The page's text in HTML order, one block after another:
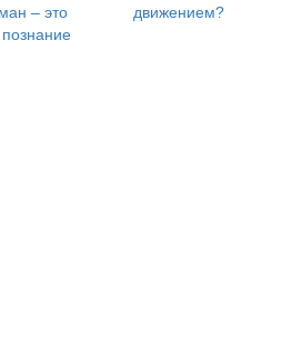
– это
движением?